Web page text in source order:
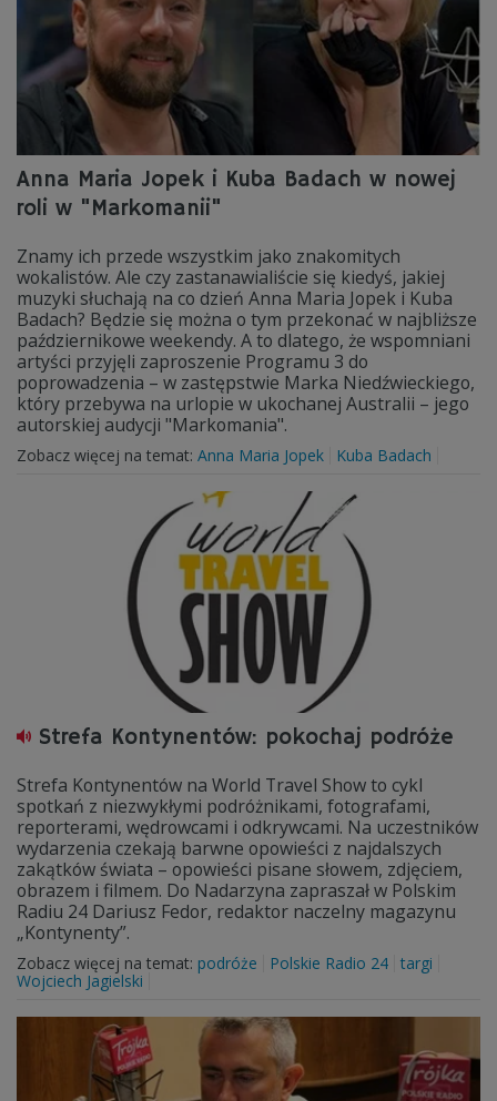
Anna Maria Jopek i Kuba Badach w nowej
roli w "Markomanii"
Znamy ich przede wszystkim jako znakomitych
wokalistów. Ale czy zastanawialiście się kiedyś, jakiej
muzyki słuchają na co dzień Anna Maria Jopek i Kuba
Badach? Będzie się można o tym przekonać w najbliższe
październikowe weekendy. A to dlatego, że wspomniani
artyści przyjęli zaproszenie Programu 3 do
poprowadzenia – w zastępstwie Marka Niedźwieckiego,
który przebywa na urlopie w ukochanej Australii – jego
autorskiej audycji "Markomania".
Zobacz więcej na temat: Anna Maria Jopek Kuba Badach
Strefa Kontynentów: pokochaj podróże
Strefa Kontynentów na World Travel Show to cykl
spotkań z niezwykłymi podróżnikami, fotografami,
reporterami, wędrowcami i odkrywcami. Na uczestników
wydarzenia czekają barwne opowieści z najdalszych
zakątków świata – opowieści pisane słowem, zdjęciem,
obrazem i filmem. Do Nadarzyna zapraszał w Polskim
Radiu 24 Dariusz Fedor, redaktor naczelny magazynu
„Kontynenty”.
Zobacz więcej na temat: podróże Polskie Radio 24 targi
Wojciech Jagielski